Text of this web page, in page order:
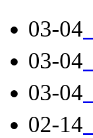
03-04
03-04
03-04
02-14